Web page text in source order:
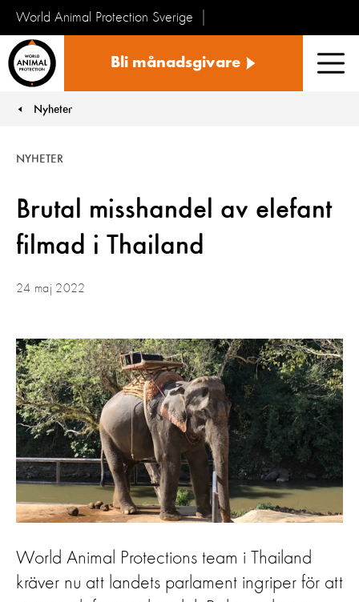
World Animal Protection Sverige
Bli månadsgivare
You are here:
Nyheter
Brutal misshandel av elefant
filmad i Thailand
NYHETER
24 maj 2022
World Animal Protections team i Thailand
kräver nu att landets parlament ingriper för att